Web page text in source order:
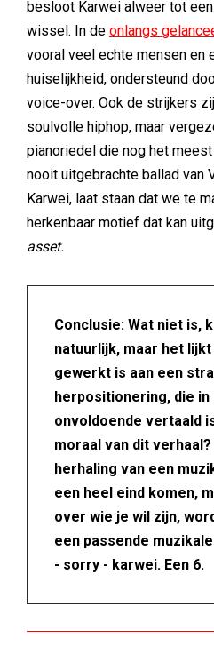
besloot Karwei alweer tot
wissel. In de onlangs
vooral veel echte mensen en
huiselijkheid, ondersteund
voice-over. Ook de strijkers
soulvolle hiphop, maar
pianoriedel die nog het
nooit uitgebrachte ballad van
Karwei, laat staan dat we te
herkenbaar motief dat kan
asset.
Conclusie: Wat niet is,
natuurlijk, maar het
gewerkt is aan een
herpositionering, die
onvoldoende vertaald
moraal van dit
herhaling van een
een heel eind komen,
over wie je wil zijn,
een passende
- sorry - karwei. Een 6.